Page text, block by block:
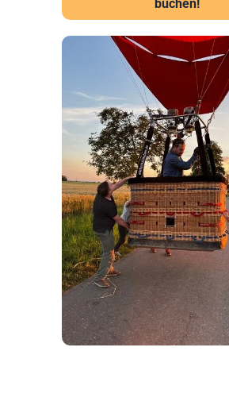
buchen!